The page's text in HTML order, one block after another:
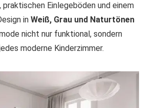
praktischen Einlegeböden und einem
in Weiß, Grau und Naturtönen
nicht nur funktional, sondern
moderne Kinderzimmer.